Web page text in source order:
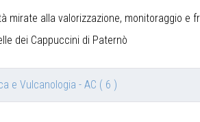
mirate alla valorizzazione, monitoraggio e
dei Cappuccini di Paternò
e Vulcanologia - AC ( 6 )